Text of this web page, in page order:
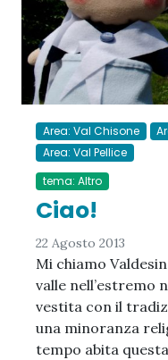
Area: Val Chisone
Area: Val Pellice
tema: Altro
Ciao!
22 Agosto 2013
Mi chiamo
valle nell’estremo
vestita con il
una minoranza
tempo abita